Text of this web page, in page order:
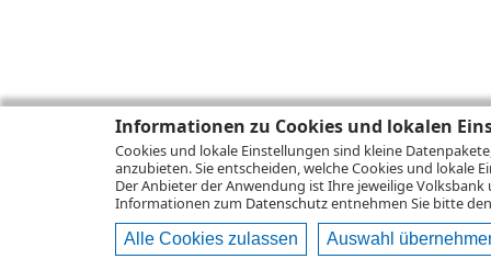
Informationen zu Cookies und lokalen
Cookies und lokale Einstellungen sind kleine
anzubieten. Sie entscheiden, welche Cookies und lokale
Der Anbieter der Anwendung ist Ihre jeweilige Volksbank
Informationen zum Datenschutzentnehmen Sie bitte
Alle Cookies zulassen Auswahl